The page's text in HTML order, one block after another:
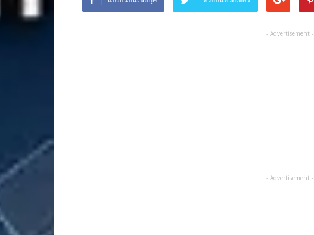
- Advertisement -
- Advertisement -